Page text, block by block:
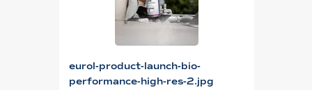
eurol-product-launch-bio-
performance-high-res-2.jpg